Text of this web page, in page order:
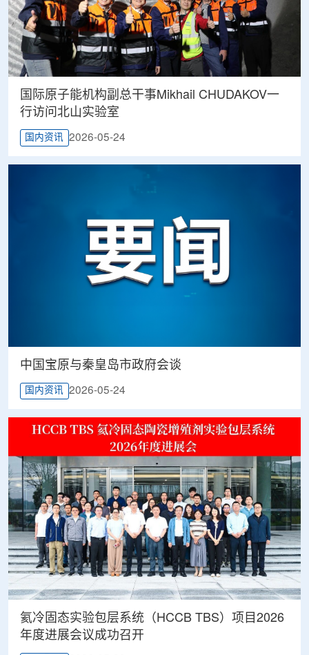
国际原子能机构副总干事Mikhail CHUDAKOV一
行访问北山实验室
国内资讯 2026-05-24
中国宝原与秦皇岛市政府会谈
国内资讯 2026-05-24
氦冷固态实验包层系统（HCCB TBS）项目2026
年度进展会议成功召开